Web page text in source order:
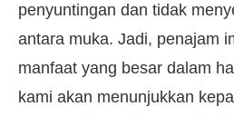
penyuntingan dan tidak
antara muka. Jadi, penajam
manfaat yang besar dalam
kami akan menunjukkan